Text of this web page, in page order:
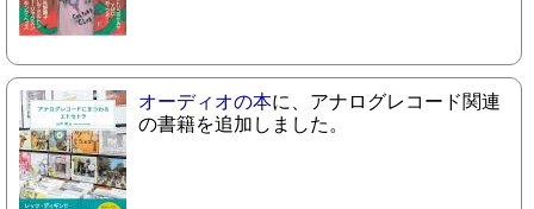
オーディオの本に、アナログレコード関連
の書籍を追加しました。